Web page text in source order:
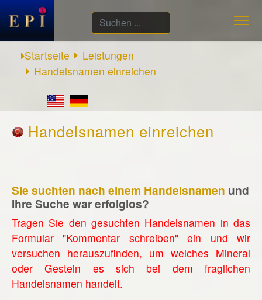
Suchen
...
Startseite
Leistungen
Handelsnamen einreichen
Handelsnamen einreichen
Sie suchten nach einem Handelsnamen und
Ihre Suche war erfolglos?
Tragen Sie den gesuchten Handelsnamen in das
Formular "Kommentar schreiben" ein und wir
versuchen herauszufinden, um welches Mineral
oder Gestein es sich bei dem fraglichen
Handelsnamen handelt.